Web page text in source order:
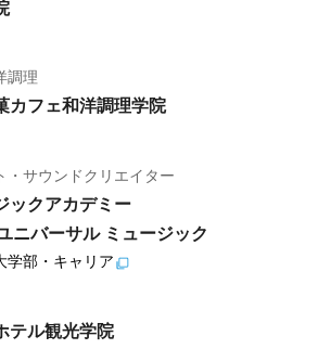
調理
カフェ和洋調理学院
・サウンドクリエイター
ックアカデミー
ニバーサル ミュージック
学部・キャリア
テル観光学院